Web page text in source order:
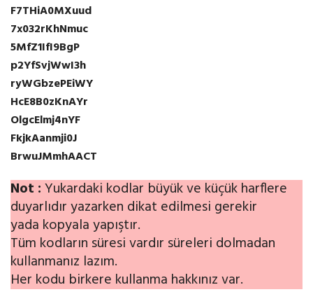
F7THiA0MXuud
7x032rKhNmuc
5MfZ1IfI9BgP
p2YfSvjWwI3h
ryWGbzePEiWY
HcE8B0zKnAYr
OlgcElmj4nYF
FkjkAanmji0J
BrwuJMmhAACT
Not :Yukardaki kodlar büyük ve küçük harflere
duyarlıdır yazarken dikat edilmesi gerekir
yada kopyala yapıştır.
Tüm kodların süresi vardır süreleri dolmadan
kullanmanız lazım.
Her kodu birkere kullanma hakkınız var.